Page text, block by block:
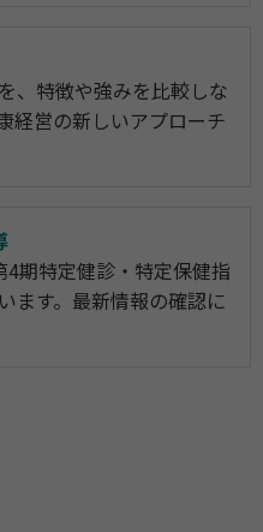
、特徴や強みを比較しな
経営の新しいアプローチ
期特定健診・特定保健指
ます。最新情報の確認に